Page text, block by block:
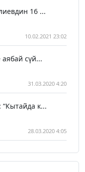
16 ...
10.02.2021 23:02
сүй...
31.03.2020 4:20
к...
28.03.2020 4:05